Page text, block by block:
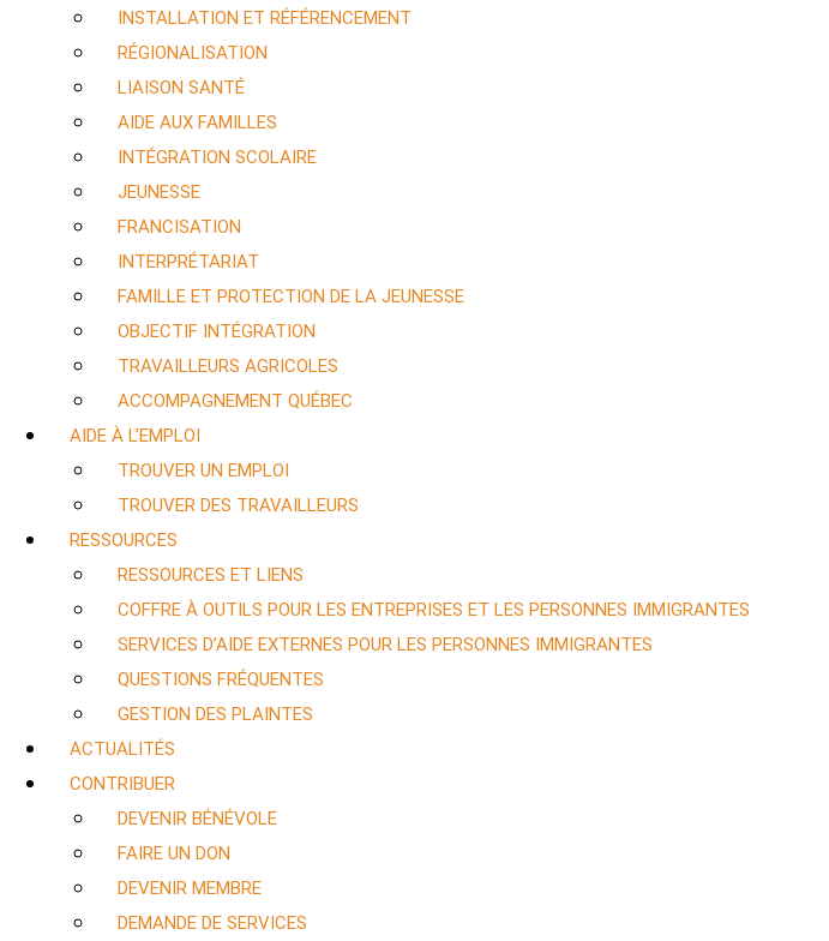
INSTALLATION ET RÉFÉRENCEMENT
RÉGIONALISATION
LIAISON SANTÉ
AIDE AUX FAMILLES
INTÉGRATION SCOLAIRE
JEUNESSE
FRANCISATION
INTERPRÉTARIAT
FAMILLE ET PROTECTION DE LA JEUNESSE
OBJECTIF INTÉGRATION
TRAVAILLEURS AGRICOLES
ACCOMPAGNEMENT QUÉBEC
AIDE À L’EMPLOI
TROUVER UN EMPLOI
TROUVER DES TRAVAILLEURS
RESSOURCES
RESSOURCES ET LIENS
COFFRE À OUTILS POUR LES ENTREPRISES ET LES PERSONNES IMMIGRANTES
SERVICES D’AIDE EXTERNES POUR LES PERSONNES IMMIGRANTES
QUESTIONS FRÉQUENTES
GESTION DES PLAINTES
ACTUALITÉS
CONTRIBUER
DEVENIR BÉNÉVOLE
FAIRE UN DON
DEVENIR MEMBRE
DEMANDE DE SERVICES